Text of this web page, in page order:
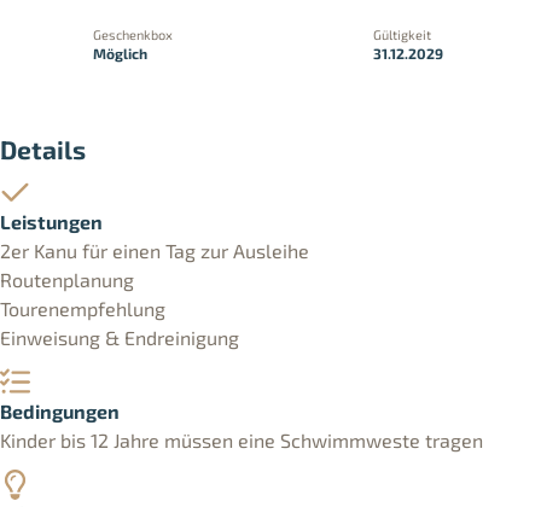
Geschenkbox
Möglich
Gültigkeit
31.12.2029
Details
Leistungen
2er Kanu für einen Tag zur Ausleihe
Routenplanung
Tourenempfehlung
Einweisung & Endreinigung
Bedingungen
Kinder bis 12 Jahre müssen eine Schwimmweste tragen